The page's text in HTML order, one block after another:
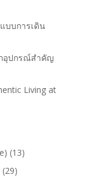
บบการเดิน
อุปกรณ์สำคัญ
Living at
(13)
(29)